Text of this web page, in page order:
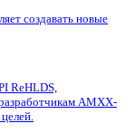
создавать новые
ReHLDS,
AMXX-